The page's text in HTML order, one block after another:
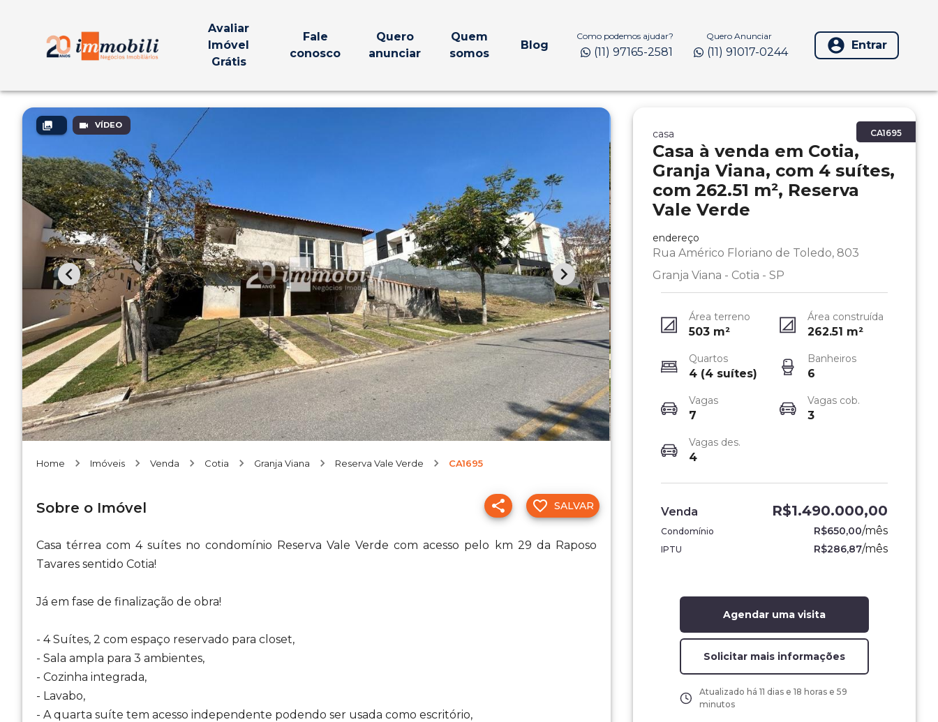
Avaliar
Imóvel
Grátis
Fale
conosco
Quero
anunciar
Quem
somos
Blog
Como podemos ajudar?
(11) 97165-2581
Quero Anunciar
(11) 91017-0244 Entrar
VÍDEO
Home Imóveis Venda Cotia Granja Viana Reserva Vale Verde CA1695
Sobre o Imóvel
Casa térrea com 4 suítes no condomínio Reserva Vale Verde com acesso pelo km 29 da Raposo
Tavares sentido Cotia!
Já em fase de finalização de obra!
- 4 Suítes, 2 com espaço reservado para closet,
- Sala ampla para 3 ambientes,
- Cozinha integrada,
- Lavabo,
- A quarta suíte tem acesso independente podendo ser usada como escritório,
SALVAR
CA1695
casa
Casa à venda em Cotia,
Granja Viana, com 4 suítes,
com 262.51 m², Reserva
Vale Verde
endereço
Rua Américo Floriano de Toledo, 803
Granja Viana - Cotia - SP
Área terreno
503m²
Área construída
262.51 m²
Quartos
4 (4 suítes)
Banheiros
6
Vagas
7
Vagas cob.
3
Vagas des.
4
Venda R$1.490.000,00
Condomínio R$650,00/mês
IPTU R$286,87/mês
Agendar uma visita
Solicitar mais informações
Atualizado há 11 dias e 18 horas e 59
minutos